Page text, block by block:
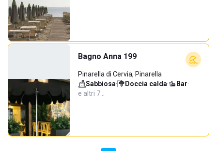
Bagno Anna 199
Pinarella di Cervia, Pinarella
Sabbiosa· Doccia calda· Bar·
e altri 7…